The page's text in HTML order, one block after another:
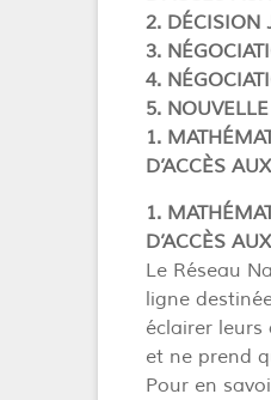
2. DÉCISION
3.
4.
5.
1.
D’ACCÈS
1.
D’ACCÈS
Le Réseau
ligne
éclairer leurs
et ne prend
Pour en